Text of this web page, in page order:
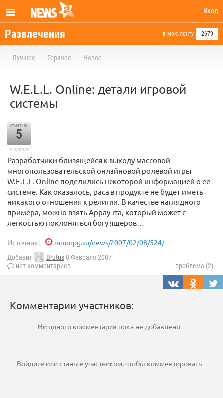
Вход
Развлечения в мою ленту 2679
Лучшее Горячее Новое
W.E.L.L. Online: детали игровой
системы
отметили
5
в архиве
Разработчики близящейся к выходу массовой
многопользовательской онлайновой ролевой игры
W.E.L.L. Online поделились некоторой информацией о ее
системе. Как оказалось, раса в продукте не будет иметь
никакого отношения к религии. В качестве наглядного
примера, можно взять Арраунта, который может с
легкостью поклоняться богу ящеров…
Источник: mmorpg.su/news/2007/02/08/524/
Добавил Brutus 8 Февраля 2007
нет комментариев
проблема (2)
Комментарии участников:
Ни одного комментария пока не добавлено
Войдите илистаньте участником, чтобы комментировать